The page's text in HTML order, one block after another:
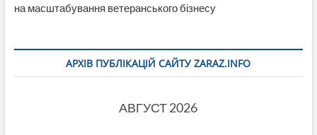
на масштабування ветеранського бізнесу
АРХІВ ПУБЛІКАЦІЙ САЙТУ ZARAZ.INFO
АВГУСТ 2026